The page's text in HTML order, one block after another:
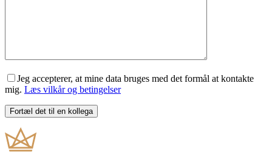
Jeg accepterer, at mine data bruges med det formål at kontakte
mig. Læs vilkår og betingelser